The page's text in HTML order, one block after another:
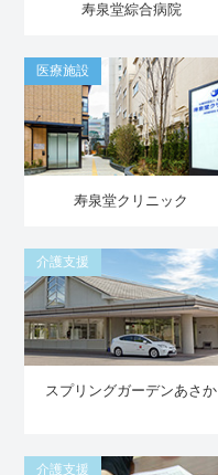
寿泉堂綜合病院
医療施設
寿泉堂クリニック
介護支援
スプリングガーデンあさか
介護支援